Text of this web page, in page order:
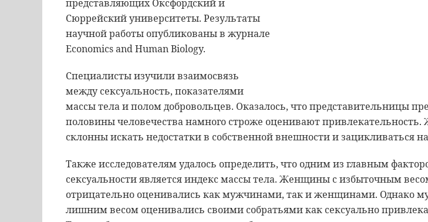
представляющих Оксфордский и
Сюррейский университеты. Результаты
научной работы опубликованы в журнале
Economics and Human Biology.
Специалисты изучили взаимосвязь
между сексуальность, показателями
массы тела и полом добровольцев. Оказалось, что представительницы
половины человечества намного строже оценивают
склонны искать недостатки в собственной внешности и зацикливаться
Также исследователям удалось определить, что одним из главным
сексуальности является индекс массы тела. Женщины с избыточным
отрицательно оценивались как мужчинами, так и женщинами. Однако
лишним весом оценивались своими собратьями как сексуально